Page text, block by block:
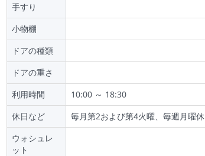
手すり
小物棚
ドアの種類
ドアの重さ
利用時間
10:00 ～ 18:30
休日など
毎月第2および第4火曜、毎週月曜休
ウォシュレ
ット